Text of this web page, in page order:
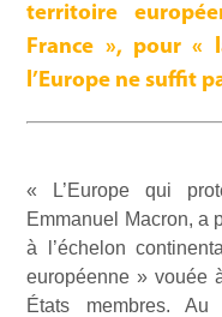
territoire
France », pour «
l’Europe ne suffit
« L’Europe qui
Emmanuel Macron, a
à l’échelon
européenne » vouée
États membres. Au